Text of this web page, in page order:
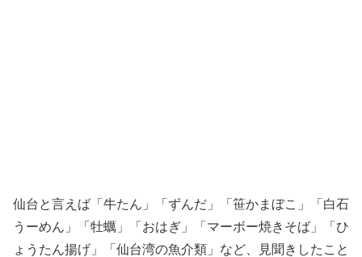
仙台と言えば「牛たん」「ずんだ」「笹かまぼこ」「白石
うーめん」「牡蠣」「おはぎ」「マーボー焼きそば」「ひ
ょうたん揚げ」「仙台湾の魚介類」など、見聞きしたこと